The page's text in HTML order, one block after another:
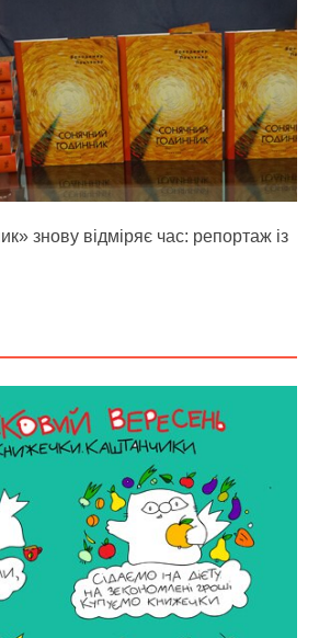
знову відміряє час: репортаж із